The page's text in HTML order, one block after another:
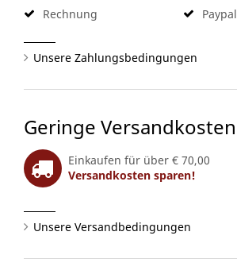
Rechnung
Paypal
Unsere Zahlungsbedingungen
Geringe Versandkosten
Einkaufen für über € 70,00
Versandkosten sparen!
Unsere Versandbedingungen